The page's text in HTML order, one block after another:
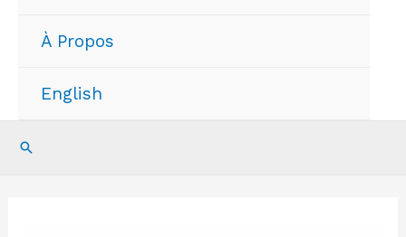
À Propos
English
Recherche